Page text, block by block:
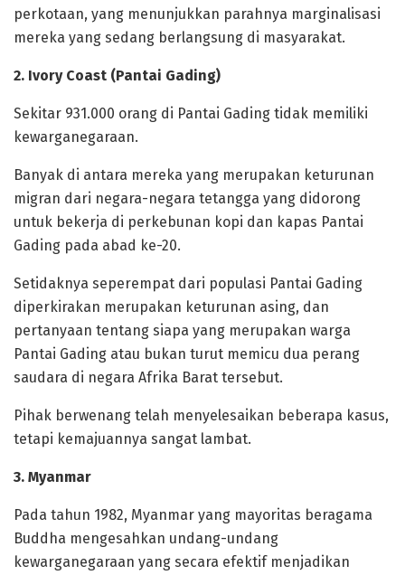
perkotaan, yang menunjukkan parahnya marginalisasi
mereka yang sedang berlangsung di masyarakat.
‎2. Ivory Coast (Pantai Gading)
‎Sekitar 931.000 orang di Pantai Gading tidak memiliki
kewarganegaraan.
Banyak di antara mereka yang merupakan keturunan
migran dari negara-negara tetangga yang didorong
untuk bekerja di perkebunan kopi dan kapas Pantai
Gading pada abad ke-20.
‎Setidaknya seperempat dari populasi Pantai Gading
diperkirakan merupakan keturunan asing, dan
pertanyaan tentang siapa yang merupakan warga
Pantai Gading atau bukan turut memicu dua perang
saudara di negara Afrika Barat tersebut.
‎Pihak berwenang telah menyelesaikan beberapa kasus,
tetapi kemajuannya sangat lambat.
‎3. Myanmar
‎Pada tahun 1982, Myanmar yang mayoritas beragama
Buddha mengesahkan undang-undang
kewarganegaraan yang secara efektif menjadikan